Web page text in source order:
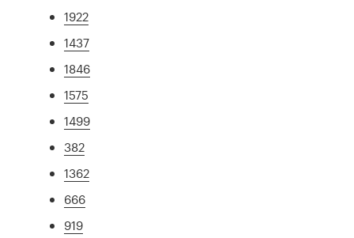
1922
1437
1846
1575
1499
382
1362
666
919